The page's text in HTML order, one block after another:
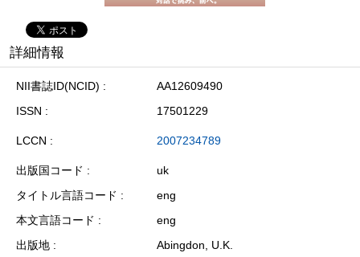
詳細情報
NII書誌ID(NCID)
AA12609490
ISSN
17501229
LCCN 2007234789
出版国コード
uk
タイトル言語コード
eng
本文言語コード
eng
出版地
Abingdon, U.K.